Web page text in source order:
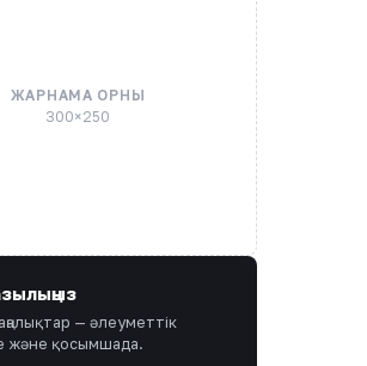
ЖАРНАМА ОРНЫ
300×250
— әлеуметтік
және қосымшада.